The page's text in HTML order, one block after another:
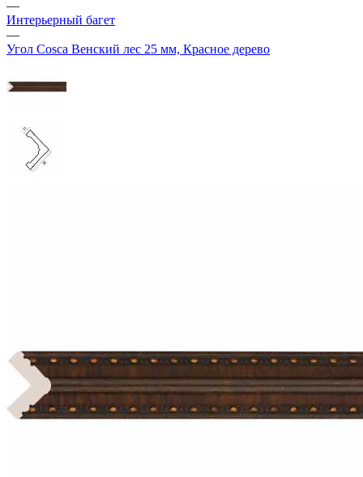
—
Интерьерный багет
—
Угол Cosca Венский лес 25 мм, Красное дерево